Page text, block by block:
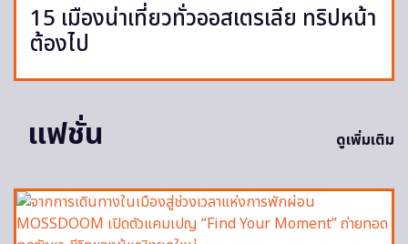
15 เมืองน่าเที่ยวทั่วออสเตรเลีย ทริปหน้า
ต้องไป
แฟชั่น ดูเพิ่มเติม